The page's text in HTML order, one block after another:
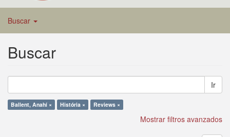
Buscar
Buscar
Ir
Ballent, Anahí × História × Reviews ×
Mostrar filtros avanzados